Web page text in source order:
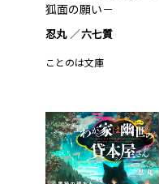
狐面の願い－
忍丸 六七質
ことのは文庫